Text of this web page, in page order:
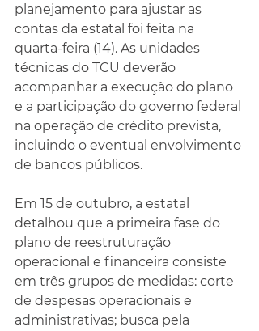
planejamento para ajustar as
contas da estatal foi feita na
quarta-feira (14). As unidades
técnicas do TCU deverão
acompanhar a execução do plano
e a participação do governo federal
na operação de crédito prevista,
incluindo o eventual envolvimento
de bancos públicos.
Em 15 de outubro, a estatal
detalhou que a primeira fase do
plano de reestruturação
operacional e financeira consiste
em três grupos de medidas: corte
de despesas operacionais e
administrativas; busca pela